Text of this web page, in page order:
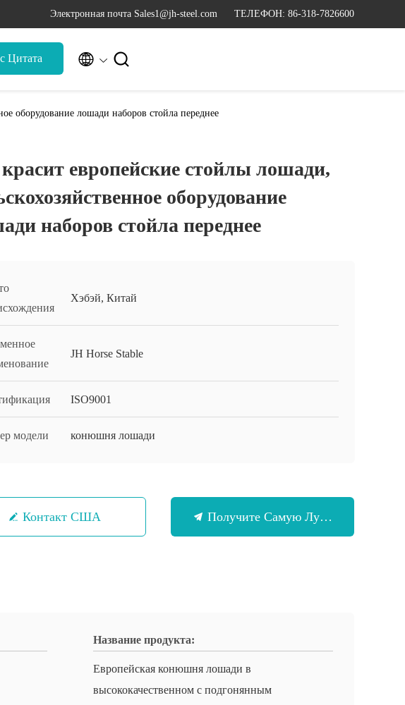
Электронная почта Sales1@jh-steel.com ТЕЛЕФОН: 86-318-7826600
Цитата  
оборудование лошади наборов стойла переднее
европейские стойлы лошади,
оборудование
наборов стойла переднее
Хэбэй, Китай
JH Horse Stable
ISO9001
модели конюшня лошади
Контакт США Получите Самую Лучшую Цену
Название продукта:
Европейская конюшня лошади в
высококачественном с подгонянным